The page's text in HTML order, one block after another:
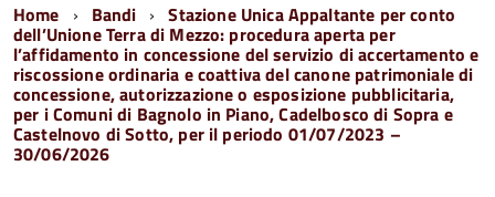
Home Bandi Stazione Unica Appaltante per conto
dell’Unione Terra di Mezzo: procedura aperta per
l’affidamento in concessione del servizio di accertamento e
riscossione ordinaria e coattiva del canone patrimoniale di
concessione, autorizzazione o esposizione pubblicitaria,
per i Comuni di Bagnolo in Piano, Cadelbosco di Sopra e
Castelnovo di Sotto, per il periodo 01/07/2023 –
30/06/2026